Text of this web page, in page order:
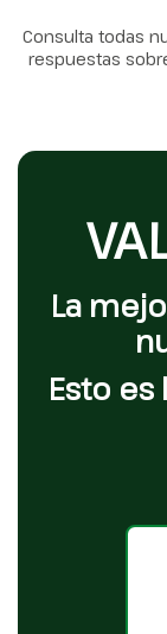
Consulta todas
respuestas
La
Esto